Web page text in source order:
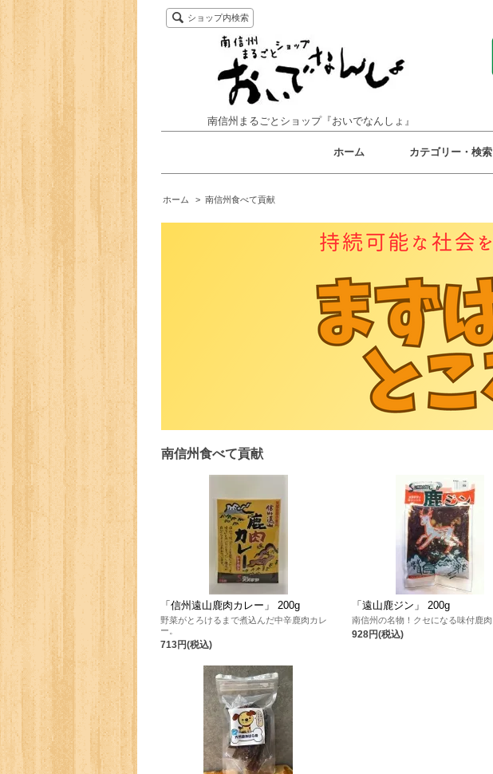
ショップ内検索
南信州まるごとショップ『おいでなんしょ』
ホーム カテゴリー・検索
ホーム > 南信州食べて貢献
南信州食べて貢献
「信州遠山鹿肉カレー」 200g
野菜がとろけるまで煮込んだ中辛鹿肉カレ
ー。
713円(税込)
「遠山鹿ジン」 200g
南信州の名物！クセになる味付鹿肉
928円(税込)